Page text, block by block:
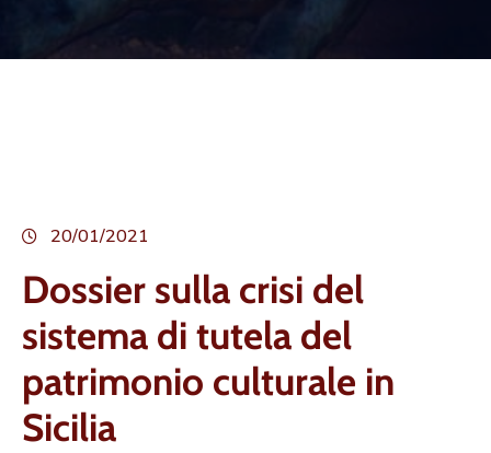
20/01/2021
Dossier sulla crisi del
sistema di tutela del
patrimonio culturale in
Sicilia